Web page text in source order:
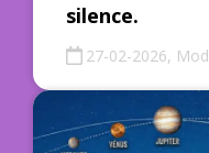
silence.
27-02-2026,